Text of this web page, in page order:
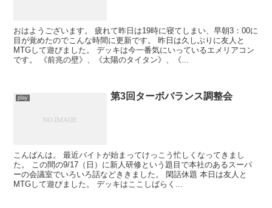
おはようございます。 疲れて昨日は19時に寝てしまい、早朝3：00に
目が覚めたのでこんな時間に更新です。 昨日は久しぶりに友人と
MTGして遊びました。 デッキは今一番気にいっているエメリアコン
です。 《前兆の壁》、《太陽のタイタン》、《...
play 第3回ターボバランス調整会
こんばんは。 最近バイトが始まってけっこう忙しくなってきまし
た。 この間の9/17（日）に新人研修という題目で本社のあるスーパ
ーの会議室でいろいろ話などききました。 閑話休題 本日は友人と
MTGして遊びました。 デッキはここしばらく...